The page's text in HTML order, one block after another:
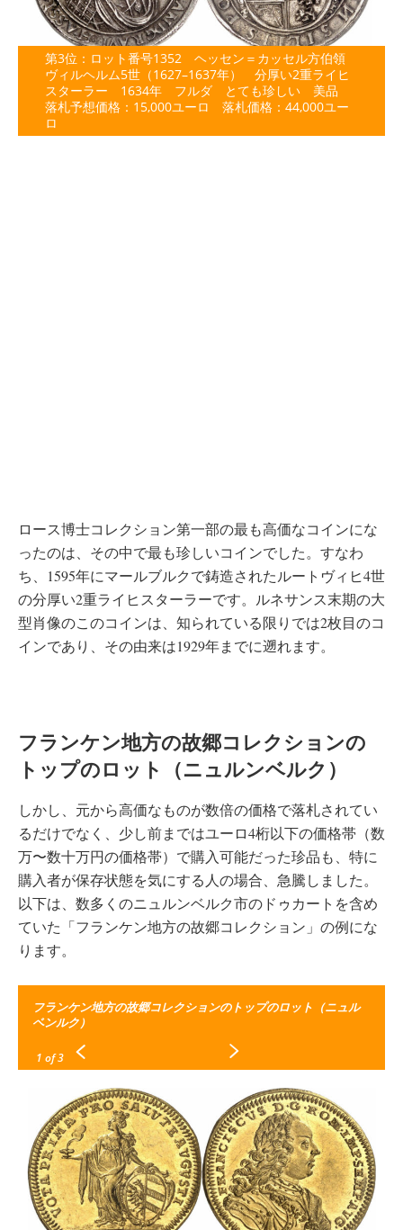
第3位：ロット番号1352 ヘッセン＝カッセル方伯領
ヴィルヘルム5世（1627–1637年） 分厚い2重ライヒ
スターラー 1634年 フルダ とても珍しい 美品
落札予想価格：15,000ユーロ 落札価格：44,000ユー
ロ
ロース博士コレクション第一部の最も高価なコインにな
ったのは、その中で最も珍しいコインでした。すなわ
ち、1595年にマールブルクで鋳造されたルートヴィヒ4世
の分厚い2重ライヒスターラーです。ルネサンス末期の大
型肖像のこのコインは、知られている限りでは2枚目のコ
インであり、その由来は1929年までに遡れます。
フランケン地方の故郷コレクションの
トップのロット（ニュルンベルク）
しかし、元から高価なものが数倍の価格で落札されてい
るだけでなく、少し前まではユーロ4桁以下の価格帯（数
万〜数十万円の価格帯）で購入可能だった珍品も、特に
購入者が保存状態を気にする人の場合、急騰しました。
以下は、数多くのニュルンベルク市のドゥカートを含め
ていた「フランケン地方の故郷コレクション」の例にな
ります。
フランケン地方の故郷コレクションのトップのロット（ニュル
ベンルク）
1 of 3